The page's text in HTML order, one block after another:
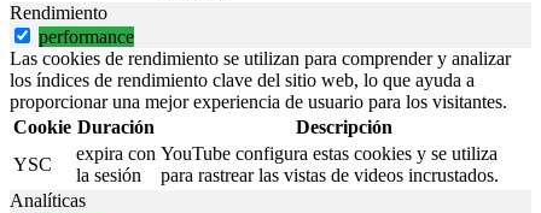
Rendimiento
performance
Las cookies de rendimiento se utilizan para comprender y analizar
los índices de rendimiento clave del sitio web, lo que ayuda a
proporcionar una mejor experiencia de usuario para los visitantes.
Cookie Duración
Descripción
YSC
expira con
la sesión
YouTube configura estas cookies y se utiliza
para rastrear las vistas de videos incrustados.
Analíticas